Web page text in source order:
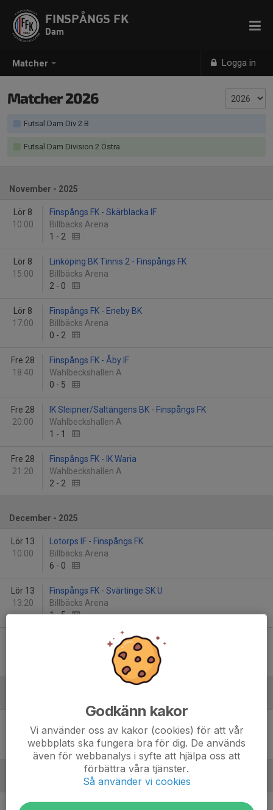
Matcher Logga in
FINSPÅNGS FK
Dam
Matcher 2026
Futsal Dam Div 2 B
Futsal Dam Division 2 Östra
November - 2025
Lör 8
10:00
Finspångs FK - Skärblacka IF
Billbäcks Arena
1 - 2
Lör 8
15:00
Linköping BK Tinnis 2 - Finspångs FK
Billbäcks Arena
2 - 0
Lör 8
17:00
Finspångs FK - Eneby BK
Billbäcks Arena
0 - 2
Fre 28
18:40
Finspångs FK - Åby IF
Wahlbeckshallen A
0 - 5
Fre 28
20:00
IK Sleipner/Saltängens BK - Finspångs FK
Wahlbeckshallen A
1 - 1
Fre 28
21:20
Finspångs FK - IK Waria
Wahlbeckshallen A
2 - 2
December - 2025
Lör 13
10:00
Lotorps IF - Finspångs FK
Billbäcks Arena
6 - 0
Lör 13
13:20
Finspångs FK - Svärtinge SK U
Billbäcks Arena
1-5
Dagsbergs IF - Finspångs FK
19:30
Wahlbeckshallen B
0- 1
Fre 13
Finspångs FK - Dagsbergs IF
Godkänn kakor
Vi använder oss av kakor (cookies) för att vår
webbplats ska fungera bra för dig. De används
även för webbanalys i syfte att hjälpa oss att
förbättra våra tjänster.
Så använder vi cookies